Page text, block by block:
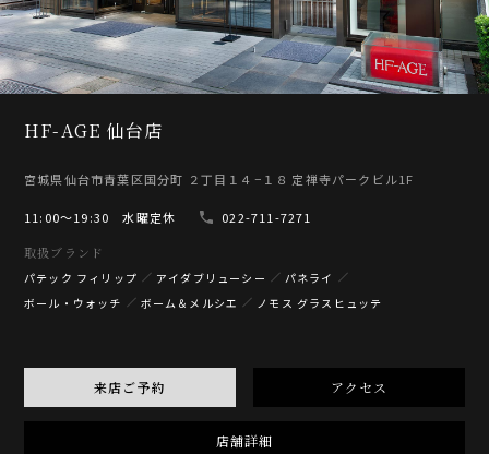
HF-AGE 仙台店
宮城県仙台市青葉区国分町 ２丁目１４−１８ 定禅寺パークビル1F
11:00〜19:30 水曜定休
022-711-7271
取扱ブランド
パテック フィリップ アイダブリューシー
パネライ
ボール・ウォッチ
ボーム＆メルシエ ノモス グラスヒュッテ
来店ご予約 アクセス
店舗詳細